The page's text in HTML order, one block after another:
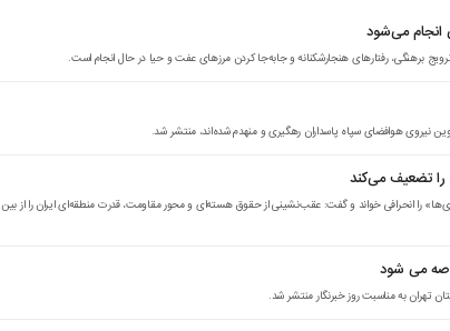
انجام می‌شود
برهنگی، رفتارهای هنجارشکنانه و جابه‌جا کردن مرزهای عفت و حیا در حال انجام است.
نیروی هوافضای سپاه پاسداران رهگیری و منهدم شده‌اند، منتشر شد.
تضعیف می‌کند
را انحرافی خواند و گفت: عقب‌نشینی از حقوق هسته‌ای و محور مقاومت، قدرت منطقه‌ای ایران را از بین
می شود
تهران به مناسبت روز خبرنگار منتشر شد.